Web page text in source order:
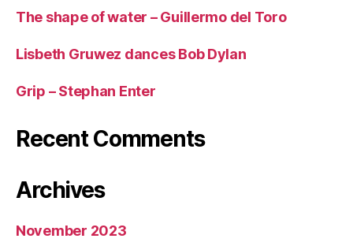
The shape of water – Guillermo del Toro
Lisbeth Gruwez dances Bob Dylan
Grip – Stephan Enter
Recent Comments
Archives
November 2023